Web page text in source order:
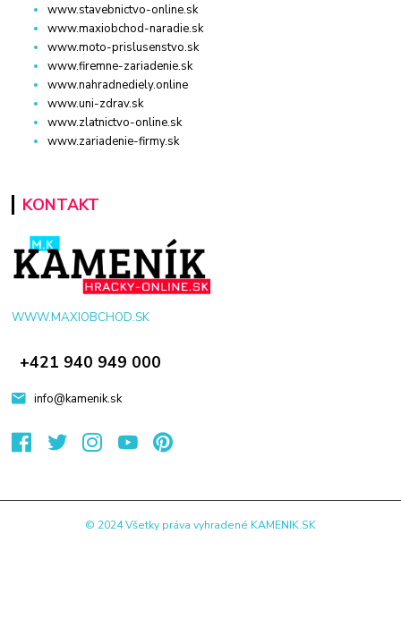
www.stavebnictvo-online.sk
www.maxiobchod-naradie.sk
www.moto-prislusenstvo.sk
www.firemne-zariadenie.sk
www.nahradnediely.online
www.uni-zdrav.sk
www.zlatnictvo-online.sk
www.zariadenie-firmy.sk
KONTAKT
WWW.MAXIOBCHOD.SK
+421 940 949 000
info@kamenik.sk
© 2024 Všetky práva vyhradené KAMENIK.SK